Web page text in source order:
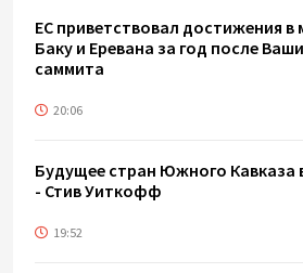
ЕС приветствовал достижения в
Баку и Еревана за год после
саммита
20:06
Будущее стран Южного Кавказа
- Стив Уиткофф
19:52